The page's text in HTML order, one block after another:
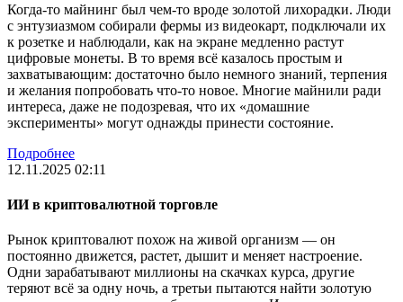
Когда-то майнинг был чем-то вроде золотой лихорадки. Люди
с энтузиазмом собирали фермы из видеокарт, подключали их
к розетке и наблюдали, как на экране медленно растут
цифровые монеты. В то время всё казалось простым и
захватывающим: достаточно было немного знаний, терпения
и желания попробовать что-то новое. Многие майнили ради
интереса, даже не подозревая, что их «домашние
эксперименты» могут однажды принести состояние.
Подробнее
12.11.2025 02:11
ИИ в криптовалютной торговле
Рынок криптовалют похож на живой организм — он
постоянно движется, растет, дышит и меняет настроение.
Одни зарабатывают миллионы на скачках курса, другие
теряют всё за одну ночь, а третьи пытаются найти золотую